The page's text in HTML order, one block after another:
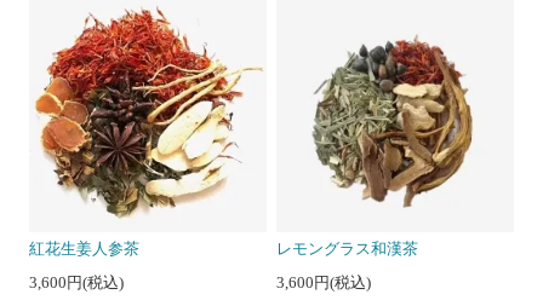
紅花生姜人参茶
3,600円(税込)
レモングラス和漢茶
3,600円(税込)